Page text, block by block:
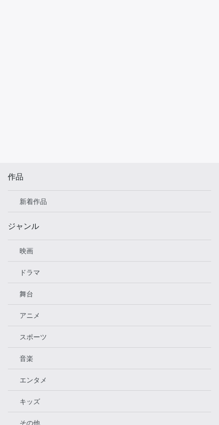
作品
新着作品
ジャンル
映画
ドラマ
舞台
アニメ
スポーツ
音楽
エンタメ
キッズ
その他